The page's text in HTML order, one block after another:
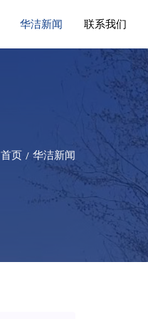
华洁新闻 联系我们
首页 / 华洁新闻